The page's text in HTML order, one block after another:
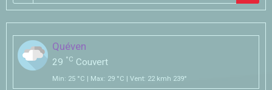
Quéven
29 °C Couvert
Min: 25 °C | Max: 29 °C | Vent: 22 kmh 239°